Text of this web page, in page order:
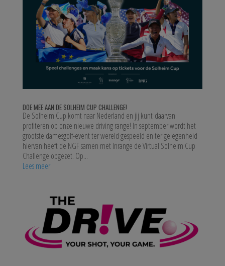
DOE MEE AAN DE SOLHEIM CUP CHALLENGE!
De Solheim Cup komt naar Nederland en jij kunt daarvan
profiteren op onze nieuwe driving range! In september wordt het
grootste damesgolf-event ter wereld gespeeld en ter gelegenheid
hiervan heeft de NGF samen met Inrange de Virtual Solheim Cup
Challenge opgezet. Op...
Lees meer